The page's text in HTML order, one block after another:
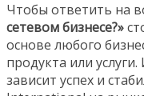
Чтобы ответить на
сетевом бизнесе?»
основе любого
продукта или
зависит успех и